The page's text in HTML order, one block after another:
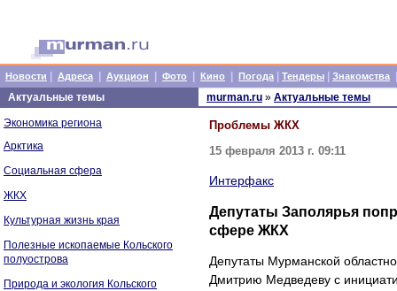
Новости Адреса Аукцион Фото Кино Погода Тендеры Знакомства
Актуальные темы
Экономика региона
Арктика
Социальная сфера
ЖКХ
Культурная жизнь края
Полезные ископаемые Кольского
полуострова
Природа и экология Кольского
murman.ru » Актуальные темы
Проблемы ЖКХ
15 февраля 2013 г. 09:11
Интерфакс
Депутаты Заполярья
сфере ЖКХ
Депутаты Мурманской
Дмитрию Медведеву с